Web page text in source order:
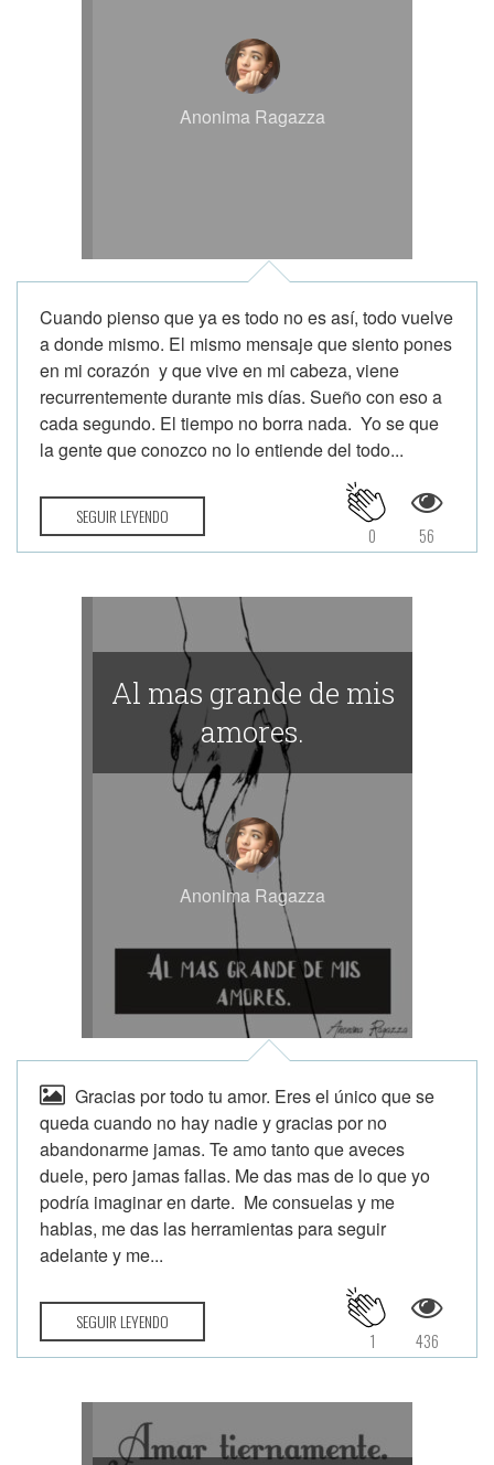
Anonima Ragazza
Cuando pienso que ya es todo no es así, todo vuelve
a donde mismo. El mismo mensaje que siento pones
en mi corazón y que vive en mi cabeza, viene
recurrentemente durante mis días. Sueño con eso a
cada segundo. El tiempo no borra nada. Yo se que
la gente que conozco no lo entiende del todo...
SEGUIR LEYENDO
56
0
Al mas grande de mis
amores.
Anonima Ragazza
Gracias por todo tu amor. Eres el único que se
queda cuando no hay nadie y gracias por no
abandonarme jamas. Te amo tanto que aveces
duele, pero jamas fallas. Me das mas de lo que yo
podría imaginar en darte. Me consuelas y me
hablas, me das las herramientas para seguir
adelante y me...
SEGUIR LEYENDO
436
1